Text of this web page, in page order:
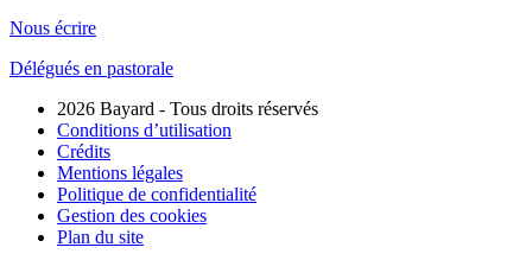
Nous écrire
Délégués en pastorale
2026 Bayard - Tous droits réservés
Conditions d’utilisation
Crédits
Mentions légales
Politique de confidentialité
Gestion des cookies
Plan du site